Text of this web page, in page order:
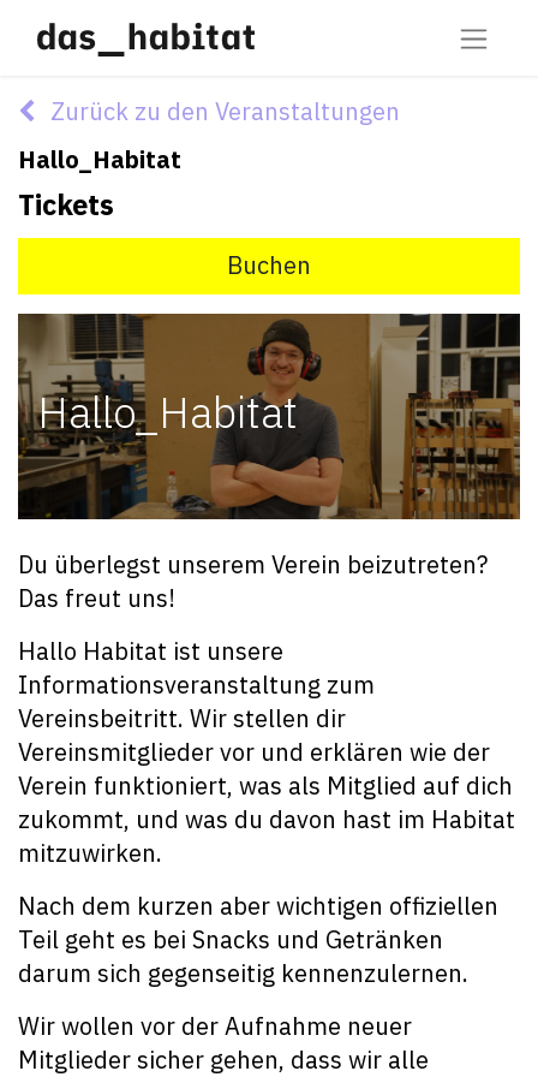
Zurück zu den Veranstaltungen
Hallo_Habitat
Tickets
Buchen
Hallo_Habitat
Du überlegst unserem Verein beizutreten?
Das freut uns!
Hallo Habitat ist unsere
Informationsveranstaltung zum
Vereinsbeitritt. Wir stellen dir
Vereinsmitglieder vor und erklären wie der
Verein funktioniert, was als Mitglied auf dich
zukommt, und was du davon hast im Habitat
mitzuwirken.
Nach dem kurzen aber wichtigen offiziellen
Teil geht es bei Snacks und Getränken
darum sich gegenseitig kennenzulernen.
Wir wollen vor der Aufnahme neuer
Mitglieder sicher gehen, dass wir alle